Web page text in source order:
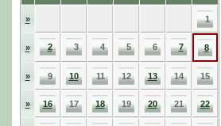
» 1
» 2 3 4 5 6 7 8
» 9 10 11 12 13 14 15
» 16 17 18 19 20 21 22